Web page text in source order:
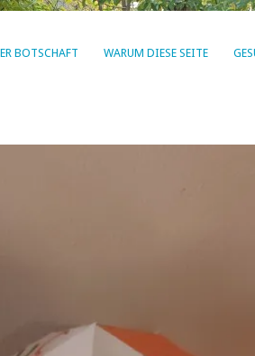
BOTSCHAFT WARUM DIESE SEITE